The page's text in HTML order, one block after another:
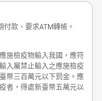
款、要求ATM轉帳。
施檢疫物輸入我國，應符
入屬禁止輸入之應施檢疫
幣三百萬元以下罰金。應
者，得處新臺幣五萬元以